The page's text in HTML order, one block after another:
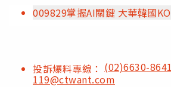
009829掌握AI關鍵 大華韓國
投訴爆料專線： (02)6630-8641
119@ctwant.com